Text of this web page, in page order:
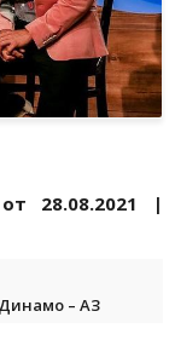
28.08.2021 |
– АЗ